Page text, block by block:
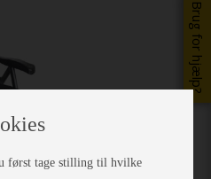
Brug for hjælp?
først tage stilling til hvilke